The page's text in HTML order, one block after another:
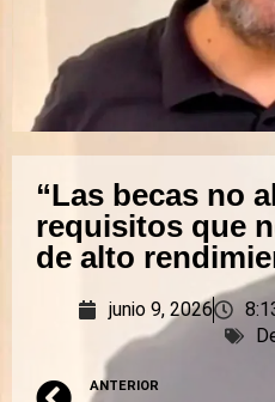
“Las becas no
requisitos que
de alto
junio 9, 2026
ANTERIOR